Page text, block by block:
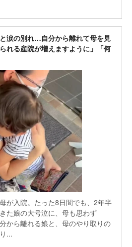
涙の別れ…自分から離れて母を見
れる産院が増えますように」「何
が入院。たった8日間でも、2年半
た娘の大号泣に、母も思わず
から離れる娘と、母のやり取りの
...